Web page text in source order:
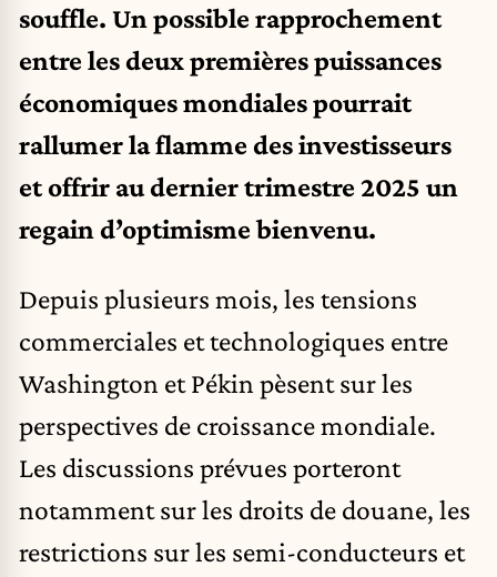
souffle. Un possible rapprochement
entre les deux premières puissances
économiques mondiales pourrait
rallumer la flamme des investisseurs
et offrir au dernier trimestre 2025 un
regain d’optimisme bienvenu.
Depuis plusieurs mois, les tensions
commerciales et technologiques entre
Washington et Pékin pèsent sur les
perspectives de croissance mondiale.
Les discussions prévues porteront
notamment sur les droits de douane, les
restrictions sur les semi-conducteurs et